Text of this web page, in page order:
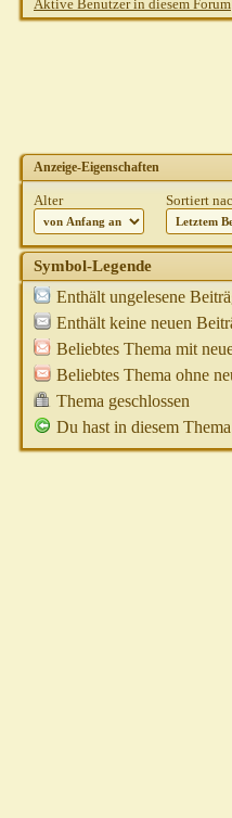
Aktive Benutzer in diesem Forum
Anzeige-Eigenschaften
Alter Sortiert
Symbol-Legende
Enthält ungelesene
Enthält keine neuen
Beliebtes Thema mit
Beliebtes Thema ohne
Thema geschlossen
Du hast in diesem